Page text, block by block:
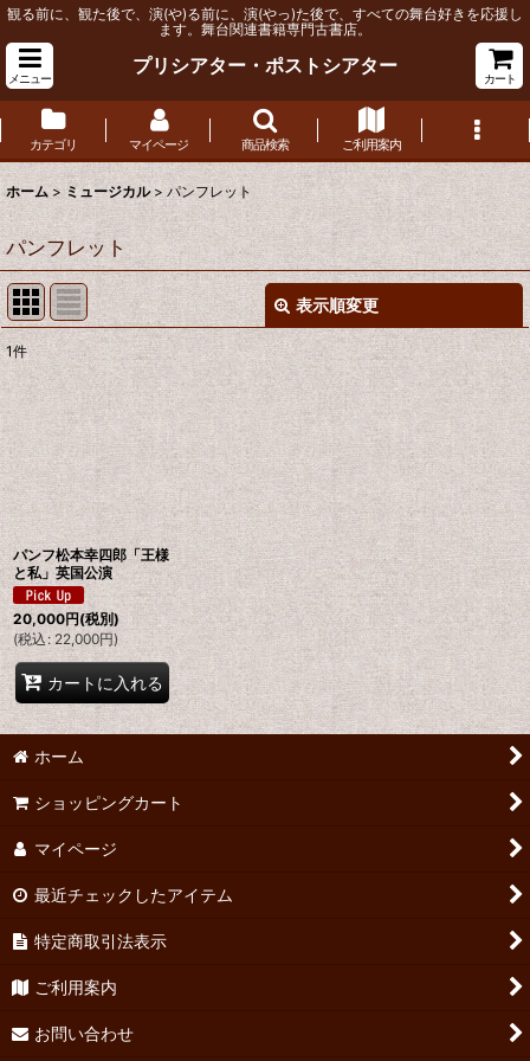
観る前に、観た後で、演(や)る前に、演(やっ)た後で、すべての舞台好きを応援し
ます。舞台関連書籍専門古書店。
メニュー
プリシアター・ポストシアター
カート
カテゴリ マイページ 商品検索 ご利用案内
ホーム > ミュージカル > パンフレット
パンフレット
表示順変更
表示数 :
並び順
絞り込む
1件
パンフ松本幸四郎「王様
と私」英国公演
20,000円(税別)
(税込: 22,000円)
カートに入れる
ホーム
ショッピングカート
マイページ
最近チェックしたアイテム
特定商取引法表示
ご利用案内
お問い合わせ